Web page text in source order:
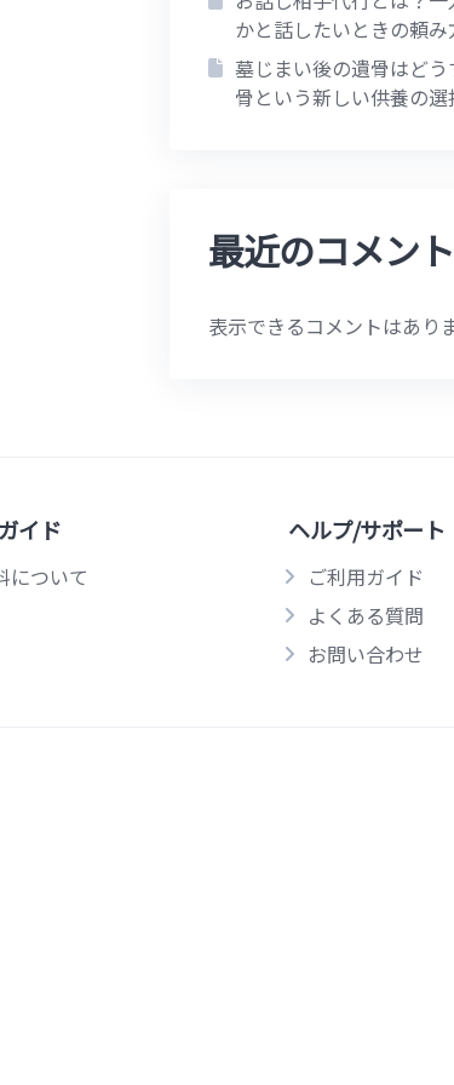
かと話したいときの頼み
墓じまい後の遺骨はど
骨という新しい供養の選
最近のコメント
表示できるコメントはあり
イド
について
ヘルプ/サポート
ご利用ガイド
よくある質問
お問い合わせ